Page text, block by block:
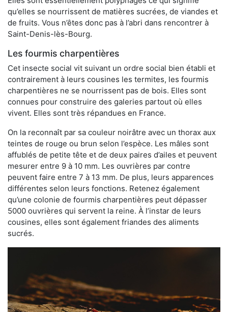
qu’elles se nourrissent de matières sucrées, de viandes et
de fruits. Vous n’êtes donc pas à l’abri dans rencontrer à
Saint-Denis-lès-Bourg.
Les fourmis charpentières
Cet insecte social vit suivant un ordre social bien établi et
contrairement à leurs cousines les termites, les fourmis
charpentières ne se nourrissent pas de bois. Elles sont
connues pour construire des galeries partout où elles
vivent. Elles sont très répandues en France.
On la reconnaît par sa couleur noirâtre avec un thorax aux
teintes de rouge ou brun selon l’espèce. Les mâles sont
affublés de petite tête et de deux paires d’ailes et peuvent
mesurer entre 9 à 10 mm. Les ouvrières par contre
peuvent faire entre 7 à 13 mm. De plus, leurs apparences
différentes selon leurs fonctions. Retenez également
qu’une colonie de fourmis charpentières peut dépasser
5000 ouvrières qui servent la reine. À l’instar de leurs
cousines, elles sont également friandes des aliments
sucrés.